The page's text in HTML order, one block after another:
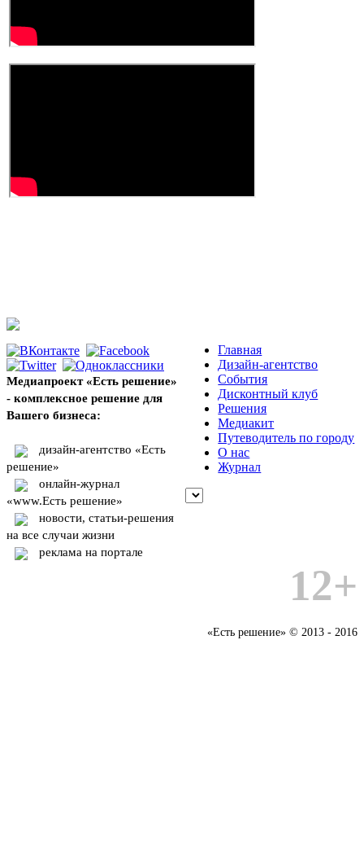
Медиапроект «Есть решение»
- комплексное решение для
Вашего бизнеса:
дизайн-агентство «Есть
решение»
онлайн-журнал
«www.Есть решение»
новости, статьи-решения
на все случаи жизни
реклама на портале
Главная
Дизайн-агентство
События
Дисконтный клуб
Решения
Медиакит
Путеводитель по городу
О нас
Журнал
12+
«Есть решение» © 2013 - 2016